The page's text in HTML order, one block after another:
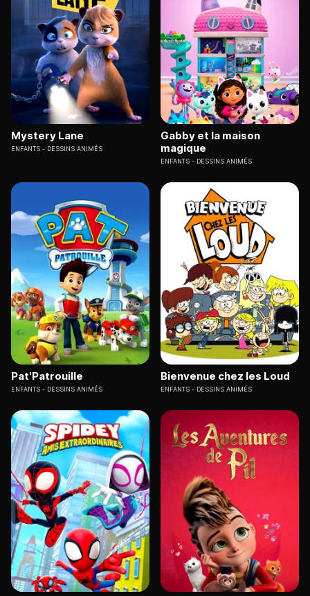
Mystery Lane
ENFANTS DESSINS ANIMÉS
Gabby et la maison
magique
ENFANTS DESSINS ANIMÉS
Pat'Patrouille
ENFANTS DESSINS ANIMÉS
Bienvenue chez les Loud
ENFANTS DESSINS ANIMÉS